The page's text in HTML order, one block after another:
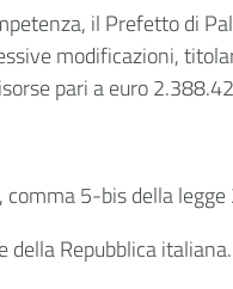
il Prefetto di
modificazioni,
pari a euro
5-bis della
della Repubblica italiana.